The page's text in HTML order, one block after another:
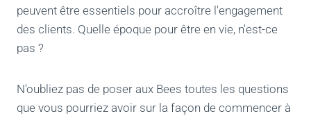
peuvent être essentiels pour accroître l'engagement
des clients. Quelle époque pour être en vie, n'est-ce
pas ?
N'oubliez pas de poser aux Bees toutes les questions
que vous pourriez avoir sur la façon de commencer à